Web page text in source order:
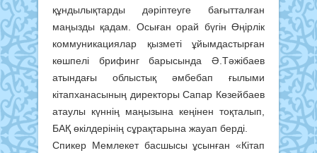
құндылықтарды дәріптеуге бағытталған
маңызды қадам. Осыған орай бүгін Өңірлік
коммуникациялар қызметі ұйымдастырған
көшпелі брифинг барысында Ә.Тәжібаев
атындағы облыстық әмбебап ғылыми
кітапханасының директоры Сапар Көзейбаев
атаулы күннің маңызына кеңінен тоқталып,
БАҚ өкілдерінің сұрақтарына жауап берді.
Спикер Мемлекет басшысы ұсынған «Кітап